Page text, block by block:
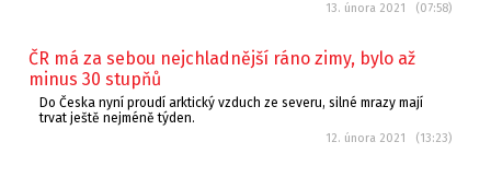
13. února 2021 (07:58)
ČR má za sebou nejchladnější ráno zimy, bylo až
minus 30 stupňů
Do Česka nyní proudí arktický vzduch ze severu, silné mrazy mají
trvat ještě nejméně týden.
12. února 2021 (13:23)